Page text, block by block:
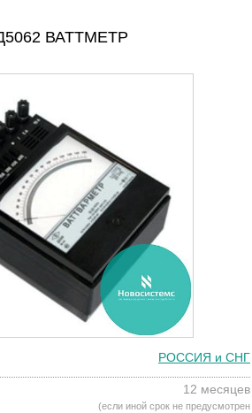
ВАТТМЕТР
РОССИЯ и СНГ
12 месяцев
(если иной срок не предусмотрен